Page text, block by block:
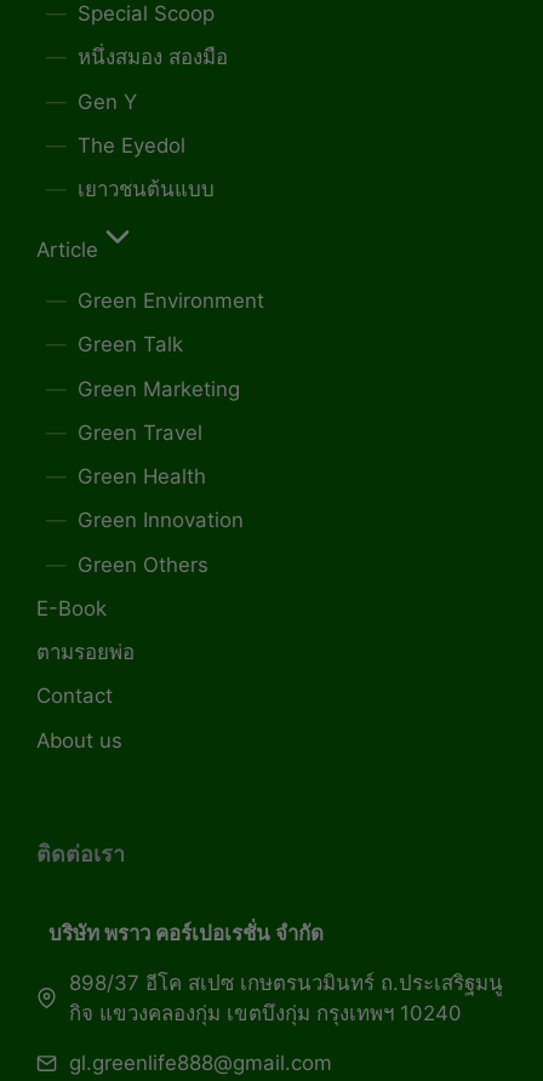
Special Scoop
หนึ่งสมอง สองมือ
Gen Y
The Eyedol
เยาวชนต้นแบบ
Article
Green Environment
Green Talk
Green Marketing
Green Travel
Green Health
Green Innovation
Green Others
E-Book
ตามรอยพ่อ
Contact
About us
ติดต่อเรา
บริษัท พราว คอร์เปอเรชั่น จำกัด
898/37 อีโค สเปซ เกษตรนวมินทร์ ถ.ประเสริฐมนู
กิจ แขวงคลองกุ่ม เขตบึงกุ่ม กรุงเทพฯ 10240
gl.greenlife888@gmail.com